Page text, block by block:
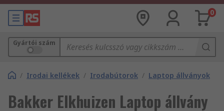
0
Gyártói szám
/ Irodai kellékek / Irodabútorok / Laptop állványok
Bakker Elkhuizen Laptop állvány